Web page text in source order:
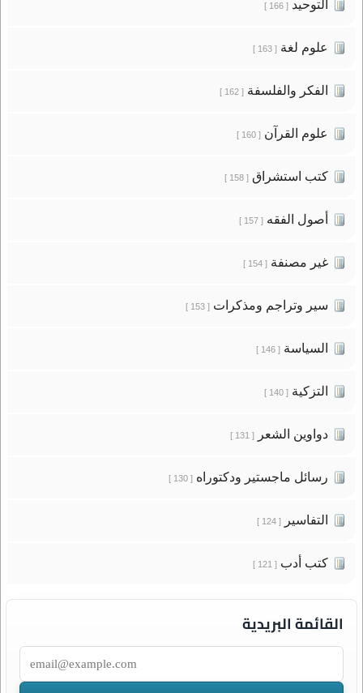
التوحيد[ 166 ]
علوم لغة[ 163 ]
الفكر والفلسفة[ 162 ]
علوم القرآن[ 160 ]
كتب استشراق[ 158 ]
أصول الفقه[ 157 ]
غير مصنفة[ 154 ]
سير وتراجم ومذكرات[ 153 ]
السياسة[ 146 ]
التزكية[ 140 ]
دواوين الشعر[ 131 ]
رسائل ماجستير ودكتوراه[ 130 ]
التفاسير[ 124 ]
كتب أدب[ 121 ]
القائمة البريدية